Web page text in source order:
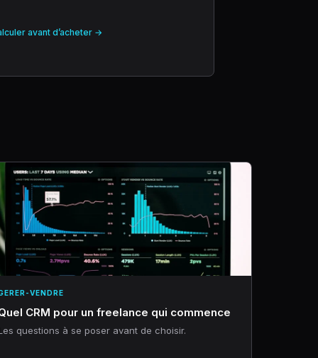
avant d’acheter →
VENDRE
CRM pour un freelance qui commence
questions à se poser avant de choisir.